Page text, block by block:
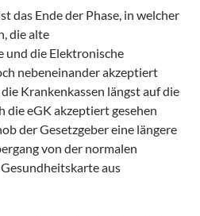
das Ende der Phase, in welcher
die alte
und die Elektronische
nebeneinander akzeptiert
Krankenkassen längst auf die
die eGK akzeptiert gesehen
der Gesetzgeber eine längere
von der normalen
aus